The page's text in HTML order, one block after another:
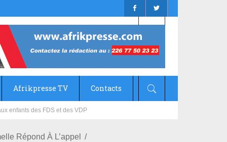
Afrikpresse TV Contacts
Répond À L’appel